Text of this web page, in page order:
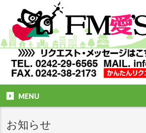
MENU
お知らせ